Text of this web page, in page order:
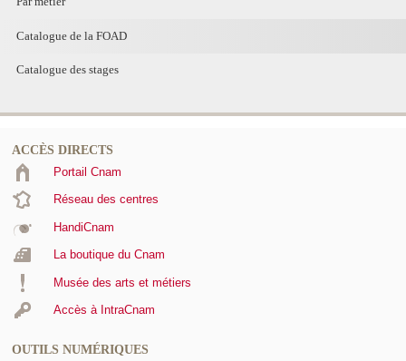
Catalogue de la FOAD
Catalogue des stages
ACCÈS DIRECTS
Portail Cnam
Réseau des centres
HandiCnam
La boutique du Cnam
Musée des arts et métiers
Accès à IntraCnam
OUTILS NUMÉRIQUES